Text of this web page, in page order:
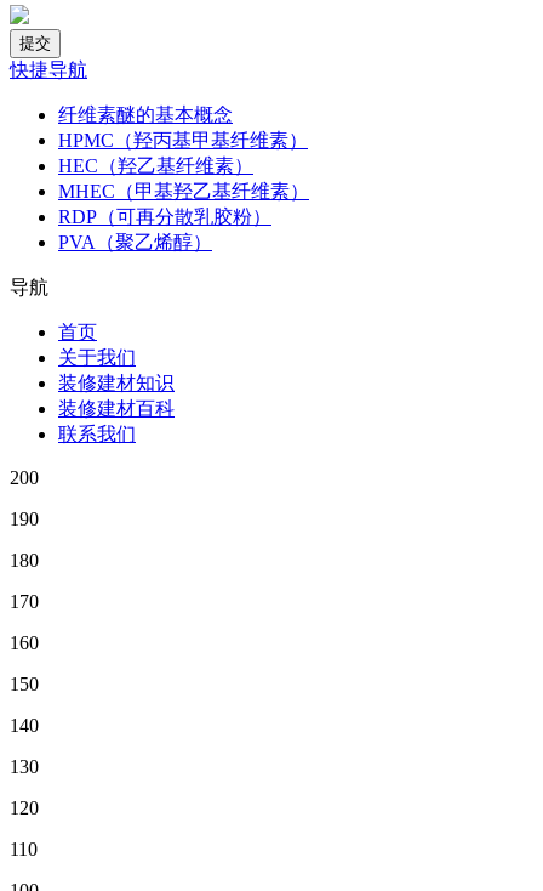
快捷导航
纤维素醚的基本概念
HPMC（羟丙基甲基纤维素）
HEC（羟乙基纤维素）
MHEC（甲基羟乙基纤维素）
RDP（可再分散乳胶粉）
PVA（聚乙烯醇）
导航
首页
关于我们
装修建材知识
装修建材百科
联系我们
200
190
180
170
160
150
140
130
120
110